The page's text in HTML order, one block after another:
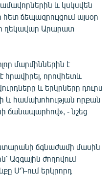
և կսկսվեն
ճեպազրույցում այսօր
ղեկավար Արարատ
մարմիններին է
հրավիրել, որովհետև
և երկրները դուրս
և համախոհության որքան
ճանապարհով», - նշեց
ճգնաժամի մասին
Ազգային ժողովում
ՍԴ-ում երկրորդ